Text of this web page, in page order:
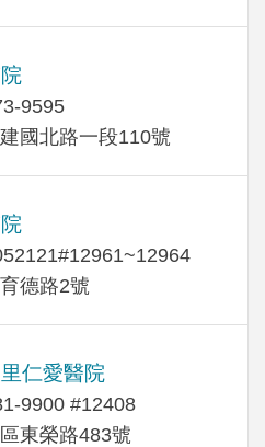
9595
國北路一段110號
德路2號
仁愛醫院
9900 #12408
東榮路483號